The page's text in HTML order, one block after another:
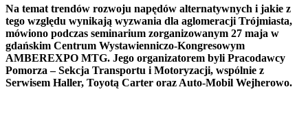
Na temat trendów rozwoju napędów alternatywnych i jakie z
tego względu wynikają wyzwania dla aglomeracji Trójmiasta,
mówiono podczas seminarium zorganizowanym 27 maja w
gdańskim Centrum Wystawienniczo-Kongresowym
AMBEREXPO MTG. Jego organizatorem byli Pracodawcy
Pomorza – Sekcja Transportu i Motoryzacji, wspólnie z
Serwisem Haller, Toyotą Carter oraz Auto-Mobil Wejherowo.